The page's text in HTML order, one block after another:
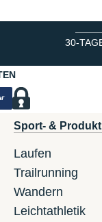
30-
Sport- &
Laufen
Trailrunning
Wandern
Leichtathletik